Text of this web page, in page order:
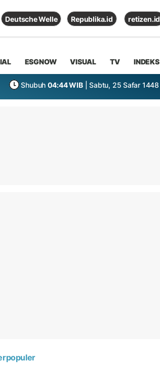
Deutsche Welle Republika.id retizen.id
ESGNOW VISUAL TV INDEKS
Shubuh 04:44 WIB | Sabtu, 25 Safar 1448